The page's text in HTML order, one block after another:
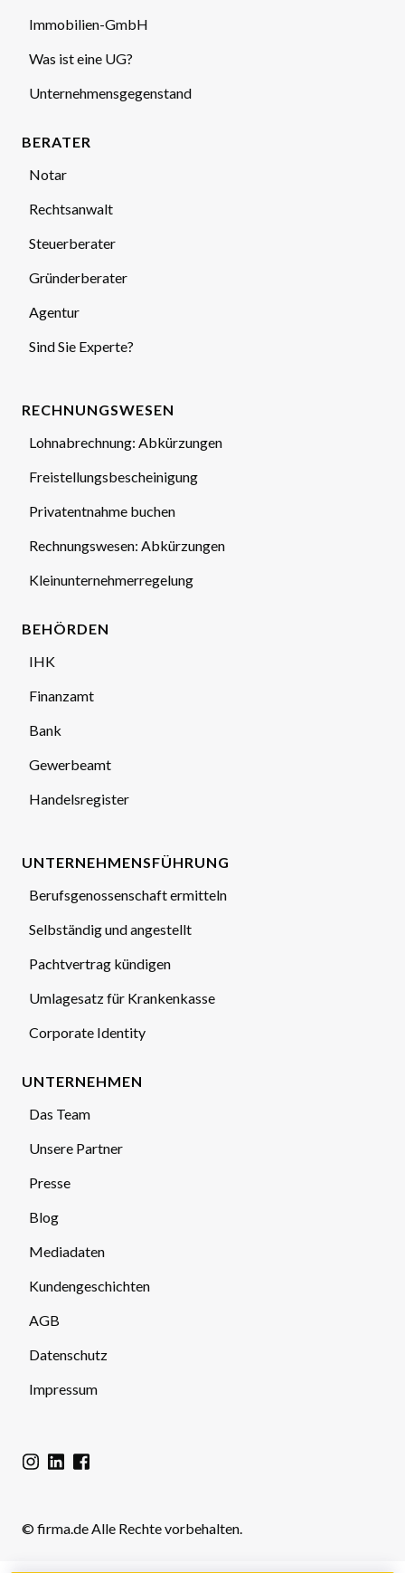
Immobilien-GmbH
Was ist eine UG?
Unternehmensgegenstand
BERATER
Notar
Rechtsanwalt
Steuerberater
Gründerberater
Agentur
Sind Sie Experte?
RECHNUNGSWESEN
Lohnabrechnung: Abkürzungen
Freistellungsbescheinigung
Privatentnahme buchen
Rechnungswesen: Abkürzungen
Kleinunternehmerregelung
BEHÖRDEN
IHK
Finanzamt
Bank
Gewerbeamt
Handelsregister
UNTERNEHMENSFÜHRUNG
Berufsgenossenschaft ermitteln
Selbständig und angestellt
Pachtvertrag kündigen
Umlagesatz für Krankenkasse
Corporate Identity
UNTERNEHMEN
Das Team
Unsere Partner
Presse
Blog
Mediadaten
Kundengeschichten
AGB
Datenschutz
Impressum
© firma.de Alle Rechte vorbehalten.